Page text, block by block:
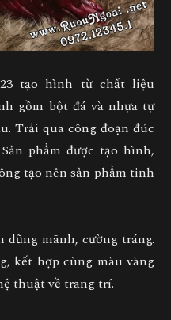
tạo hình từ chất liệu
gồm bột đá và nhựa tự
Trải qua công đoạn đúc
phẩm được tạo hình,
tạo nên sản phẩm tinh
mãnh, cường tráng.
kết hợp cùng màu vàng
thuật về trang trí.